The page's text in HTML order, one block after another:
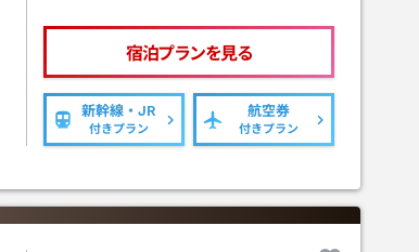
宿泊プランを見る
新幹線・JR
付きプラン
航空券
付きプラン